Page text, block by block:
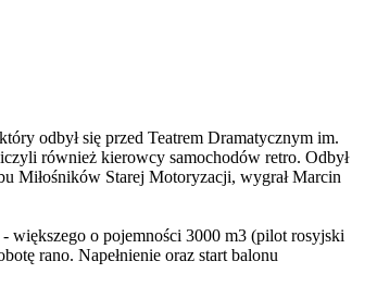
odbył się przed Teatrem Dramatycznym im.
również kierowcy samochodów retro. Odbył
Miłośników Starej Motoryzacji, wygrał Marcin
większego o pojemności 3000 m3 (pilot rosyjski
rano. Napełnienie oraz start balonu